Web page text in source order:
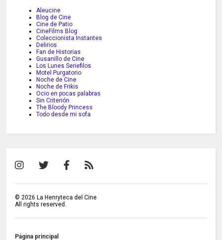
Aleucine
Blog de Cine
Cine de Patio
CineFilms Blog
Coleccionista Instantes
Delirios
Fan de Historias
Gusanillo de Cine
Los Lunes Seriefilos
Motel Purgatorio
Noche de Cine
Noche de Frikis
Ocio en pocas palabras
Sin Criterión
The Bloody Princess
Todo desde mi sofa
© 2026 La Henryteca del Cine
All rights reserved.
Página principal